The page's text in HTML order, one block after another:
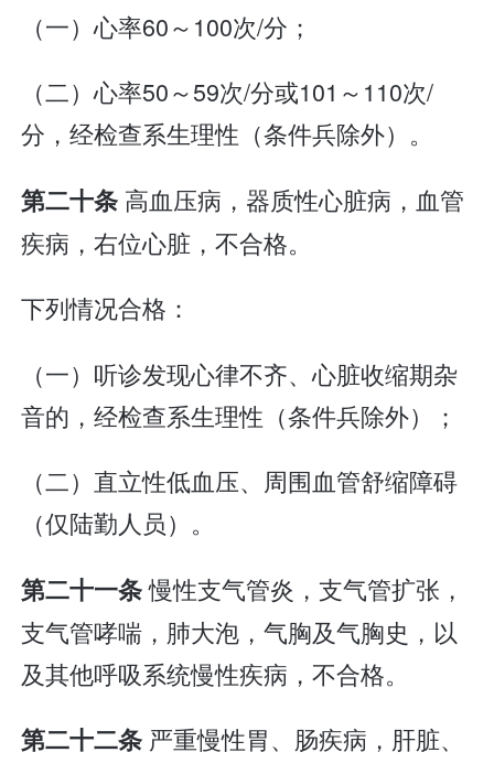
（一）心率60～100次/分；
（二）心率50～59次/分或101～110次/
分，经检查系生理性（条件兵除外）。
第二十条 高血压病，器质性心脏病，血管
疾病，右位心脏，不合格。
下列情况合格：
（一）听诊发现心律不齐、心脏收缩期杂
音的，经检查系生理性（条件兵除外）；
（二）直立性低血压、周围血管舒缩障碍
（仅陆勤人员）。
第二十一条慢性支气管炎，支气管扩张，
支气管哮喘，肺大泡，气胸及气胸史，以
及其他呼吸系统慢性疾病，不合格。
第二十二条 严重慢性胃、肠疾病，肝脏、